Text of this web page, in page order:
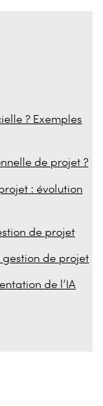
? Exemples
de projet ?
: évolution
de projet
gestion de projet
de l’IA